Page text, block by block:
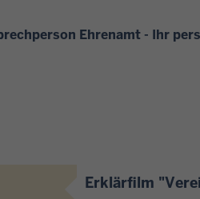
Ehrenamt - Ihr
Erklärfilm